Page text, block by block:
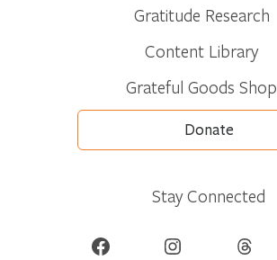
Gratitude Research
Content Library
Grateful Goods Shop
Donate
Stay Connected
Facebook Instagram Threads